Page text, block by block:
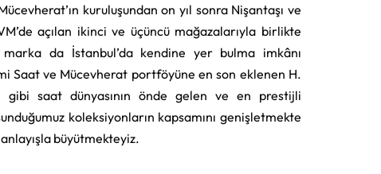
kuruluşundan on yıl sonra Nişantaşı ve
açılan ikinci ve üçüncü mağazalarıyla birlikte
da İstanbul’da kendine yer bulma imkânı
Saat ve Mücevherat portföyüne en son eklenen H.
gibi saat dünyasının önde gelen ve en prestijli
koleksiyonların kapsamını genişletmekte
büyütmekteyiz.